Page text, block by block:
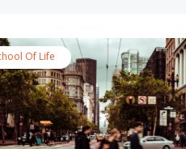
Of Life